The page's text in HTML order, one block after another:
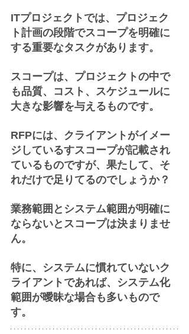
ITプロジェクトでは、プロジェク
ト計画の段階でスコープを明確に
する重要なタスクがあります。
スコープは、プロジェクトの中で
も品質、コスト、スケジュールに
大きな影響を与えるものです。
RFPには、クライアントがイメー
ジしているすスコープが記載され
ているものですが、果たして、そ
れだけで足りてるのでしょうか？
業務範囲とシステム範囲が明確に
ならないとスコープは決まりませ
ん。
特に、システムに慣れていないク
ライアントであれば、システム化
範囲が曖昧な場合も多いもので
す。